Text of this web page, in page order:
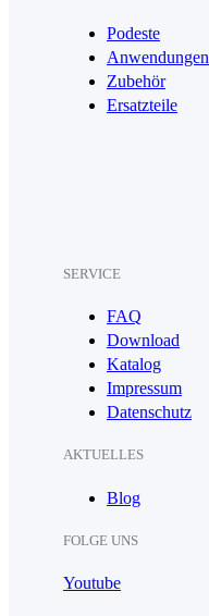
Podeste
Anwendungen
Zubehör
Ersatzteile
SERVICE
FAQ
Download
Katalog
Impressum
Datenschutz
AKTUELLES
Blog
FOLGE UNS
Youtube